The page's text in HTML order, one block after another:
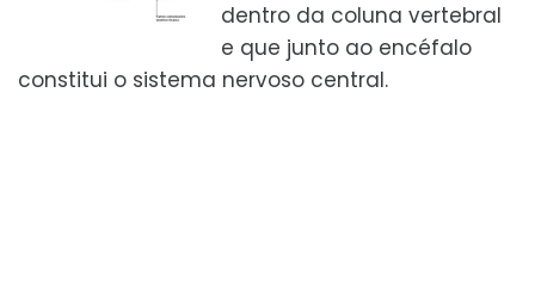
dentro da coluna vertebral
e que junto ao encéfalo
constitui o sistema nervoso central.